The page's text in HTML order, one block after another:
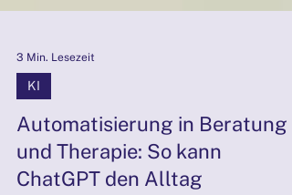
3 Min. Lesezeit
KI